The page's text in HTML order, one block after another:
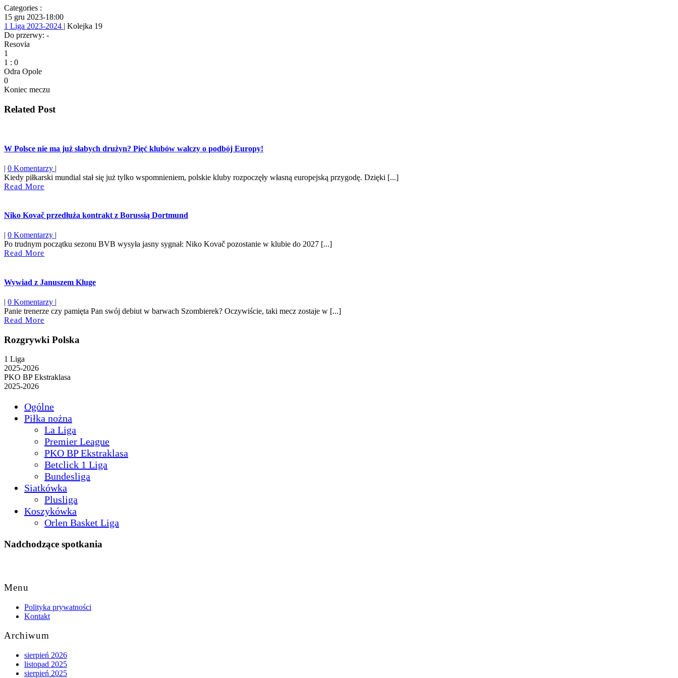
Categories :
15 gru 2023-18:00
1 Liga 2023-2024 | Kolejka 19
Do przerwy: -
Resovia
1
1 : 0
Odra Opole
0
Koniec meczu
Related Post
W Polsce nie ma już słabych drużyn? Pięć klubów walczy o podbój Europy!
| 0 Komentarzy |
Kiedy piłkarski mundial stał się już tylko wspomnieniem, polskie kluby rozpoczęły własną europejską przygodę. Dzięki [...]
Read More
Niko Kovač przedłuża kontrakt z Borussią Dortmund
| 0 Komentarzy |
Po trudnym początku sezonu BVB wysyła jasny sygnał: Niko Kovač pozostanie w klubie do 2027 [...]
Read More
Wywiad z Januszem Kluge
| 0 Komentarzy |
Panie trenerze czy pamięta Pan swój debiut w barwach Szombierek? Oczywiście, taki mecz zostaje w [...]
Read More
Rozgrywki Polska
1 Liga
2025-2026
PKO BP Ekstraklasa
2025-2026
Ogólne
Piłka nożna
La Liga
Premier League
PKO BP Ekstraklasa
Betclick 1 Liga
Bundesliga
Siatkówka
Plusliga
Koszykówka
Orlen Basket Liga
Nadchodzące spotkania
Top
Menu
Polityka prywatności
Kontakt
Archiwum
sierpień 2026
listopad 2025
sierpień 2025